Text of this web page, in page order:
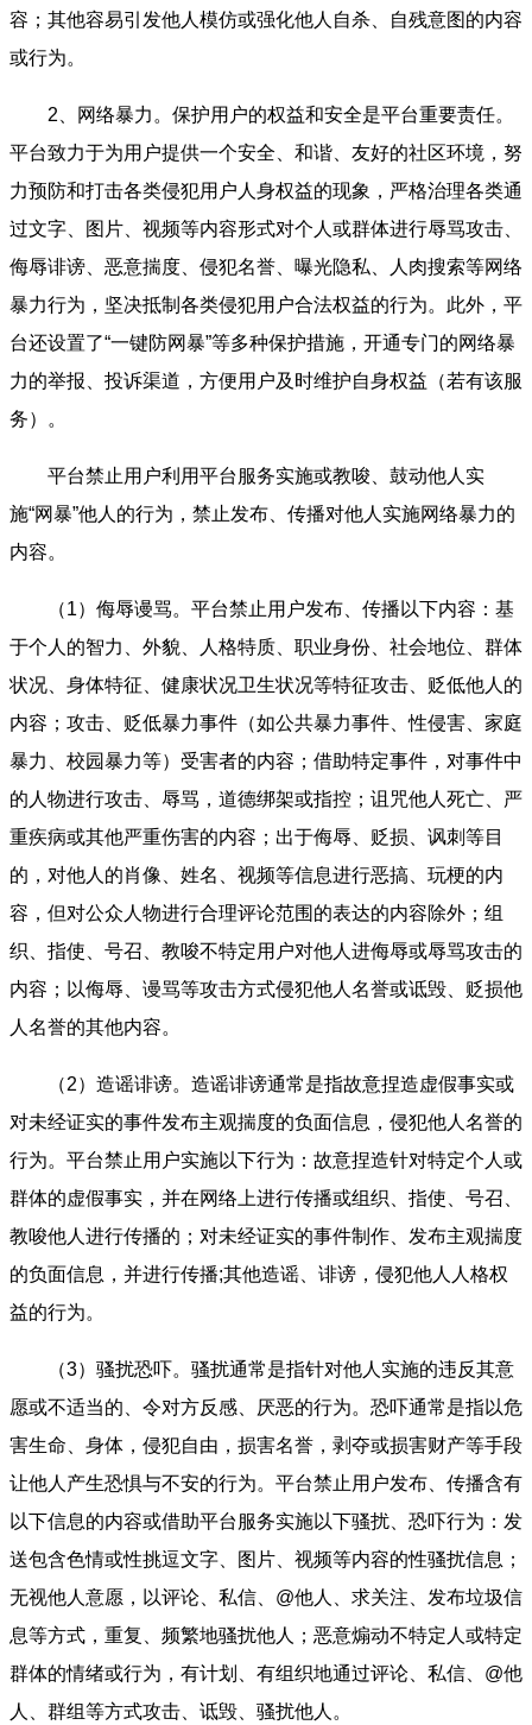
容；其他容易引发他人模仿或强化他人自杀、自残意图的内容
或行为。
2、网络暴力。保护用户的权益和安全是平台重要责任。
平台致力于为用户提供一个安全、和谐、友好的社区环境，努
力预防和打击各类侵犯用户人身权益的现象，严格治理各类通
过文字、图片、视频等内容形式对个人或群体进行辱骂攻击、
侮辱诽谤、恶意揣度、侵犯名誉、曝光隐私、人肉搜索等网络
暴力行为，坚决抵制各类侵犯用户合法权益的行为。此外，平
台还设置了“一键防网暴”等多种保护措施，开通专门的网络暴
力的举报、投诉渠道，方便用户及时维护自身权益（若有该服
务）。
平台禁止用户利用平台服务实施或教唆、鼓动他人实
施“网暴”他人的行为，禁止发布、传播对他人实施网络暴力的
内容。
（1）侮辱谩骂。平台禁止用户发布、传播以下内容：基
于个人的智力、外貌、人格特质、职业身份、社会地位、群体
状况、身体特征、健康状况卫生状况等特征攻击、贬低他人的
内容；攻击、贬低暴力事件（如公共暴力事件、性侵害、家庭
暴力、校园暴力等）受害者的内容；借助特定事件，对事件中
的人物进行攻击、辱骂，道德绑架或指控；诅咒他人死亡、严
重疾病或其他严重伤害的内容；出于侮辱、贬损、讽刺等目
的，对他人的肖像、姓名、视频等信息进行恶搞、玩梗的内
容，但对公众人物进行合理评论范围的表达的内容除外；组
织、指使、号召、教唆不特定用户对他人进侮辱或辱骂攻击的
内容；以侮辱、谩骂等攻击方式侵犯他人名誉或诋毁、贬损他
人名誉的其他内容。
（2）造谣诽谤。造谣诽谤通常是指故意捏造虚假事实或
对未经证实的事件发布主观揣度的负面信息，侵犯他人名誉的
行为。平台禁止用户实施以下行为：故意捏造针对特定个人或
群体的虚假事实，并在网络上进行传播或组织、指使、号召、
教唆他人进行传播的；对未经证实的事件制作、发布主观揣度
的负面信息，并进行传播;其他造谣、诽谤，侵犯他人人格权
益的行为。
（3）骚扰恐吓。骚扰通常是指针对他人实施的违反其意
愿或不适当的、令对方反感、厌恶的行为。恐吓通常是指以危
害生命、身体，侵犯自由，损害名誉，剥夺或损害财产等手段
让他人产生恐惧与不安的行为。平台禁止用户发布、传播含有
以下信息的内容或借助平台服务实施以下骚扰、恐吓行为：发
送包含色情或性挑逗文字、图片、视频等内容的性骚扰信息；
无视他人意愿，以评论、私信、@他人、求关注、发布垃圾信
息等方式，重复、频繁地骚扰他人；恶意煽动不特定人或特定
群体的情绪或行为，有计划、有组织地通过评论、私信、@他
人、群组等方式攻击、诋毁、骚扰他人。